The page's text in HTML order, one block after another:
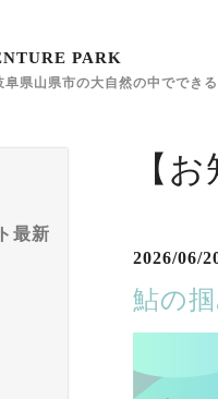
PARK
山県市の大自然の中ででき
最新
【
2026/06/
鮎の